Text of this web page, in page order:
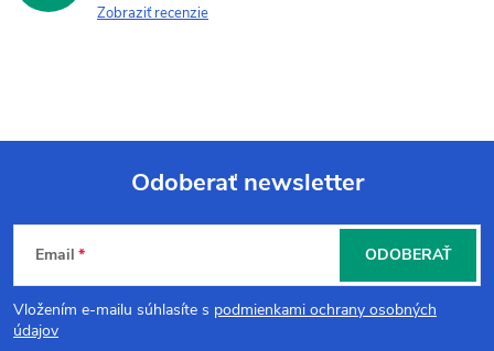
Zobraziť recenzie
Z
á
Odoberať newsletter
Email
Vložením e-mailu súhlasíte s podmienkami ochrany osobných
údajov
ODOBERAŤ